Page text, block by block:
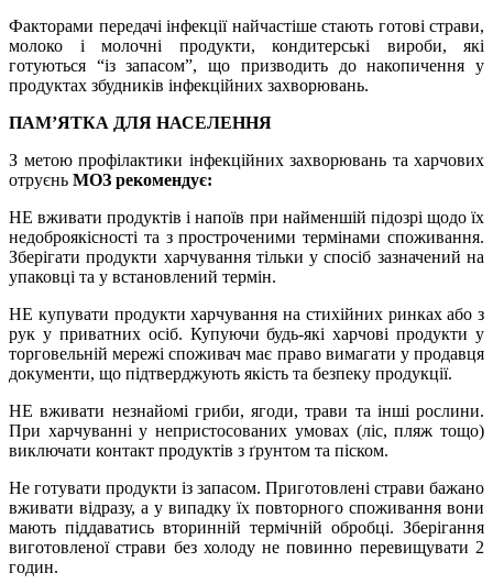
Факторами передачі інфекції найчастіше стають готові страви,
молоко і молочні продукти, кондитерські вироби, які
готуються “із запасом”, що призводить до накопичення у
продуктах збудників інфекційних захворювань.
ПАМ’ЯТКА ДЛЯ НАСЕЛЕННЯ
З метою профілактики інфекційних захворювань та харчових
отруєнь МОЗ рекомендує:
НЕ вживати продуктів і напоїв при найменшій підозрі щодо їх
недоброякісності та з простроченими термінами споживання.
Зберігати продукти харчування тільки у спосіб зазначений на
упаковці та у встановлений термін.
НЕ купувати продукти харчування на стихійних ринках або з
рук у приватних осіб. Купуючи будь-які харчові продукти у
торговельній мережі споживач має право вимагати у продавця
документи, що підтверджують якість та безпеку продукції.
НЕ вживати незнайомі гриби, ягоди, трави та інші рослини.
При харчуванні у непристосованих умовах (ліс, пляж тощо)
виключати контакт продуктів з ґрунтом та піском.
Не готувати продукти із запасом. Приготовлені страви бажано
вживати відразу, а у випадку їх повторного споживання вони
мають піддаватись вторинній термічній обробці. Зберігання
виготовленої страви без холоду не повинно перевищувати 2
годин.